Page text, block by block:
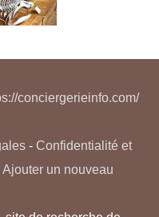
conciergerieinfo.com/
- Confidentialité et
Ajouter un nouveau